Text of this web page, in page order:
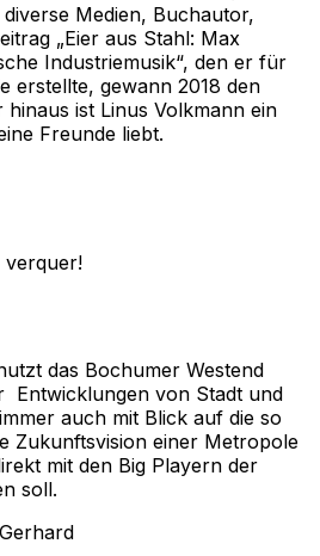
Medien, Buchautor,
„Eier aus Stahl: Max
Industriemusik“, den er für
erstellte, gewann 2018 den
ist Linus Volkmann ein
Freunde liebt.
verquer!
das Bochumer Westend
Entwicklungen von Stadt und
auch mit Blick auf die so
Zukunftsvision einer Metropole
mit den Big Playern der
soll.